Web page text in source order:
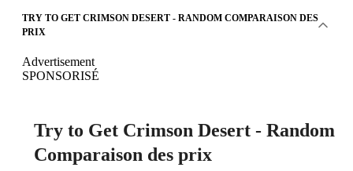
TRY TO GET CRIMSON DESERT - RANDOM COMPARAISON DES
PRIX
Advertisement
SPONSORISÉ
Try to Get Crimson Desert - Random
Comparaison des prix